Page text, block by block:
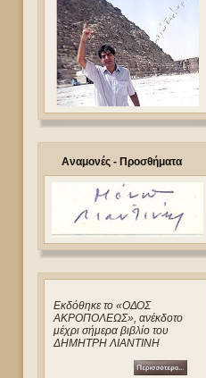
Αναμονές - Προσθήματα
Eκδόθηκε το «ΟΔΟΣ
ΑΚΡΟΠΟΛΕΩΣ», ανέκδοτο
μέχρι σήμερα βιβλίο του
ΔΗΜΗΤΡΗ ΛΙΑΝΤΙΝΗ